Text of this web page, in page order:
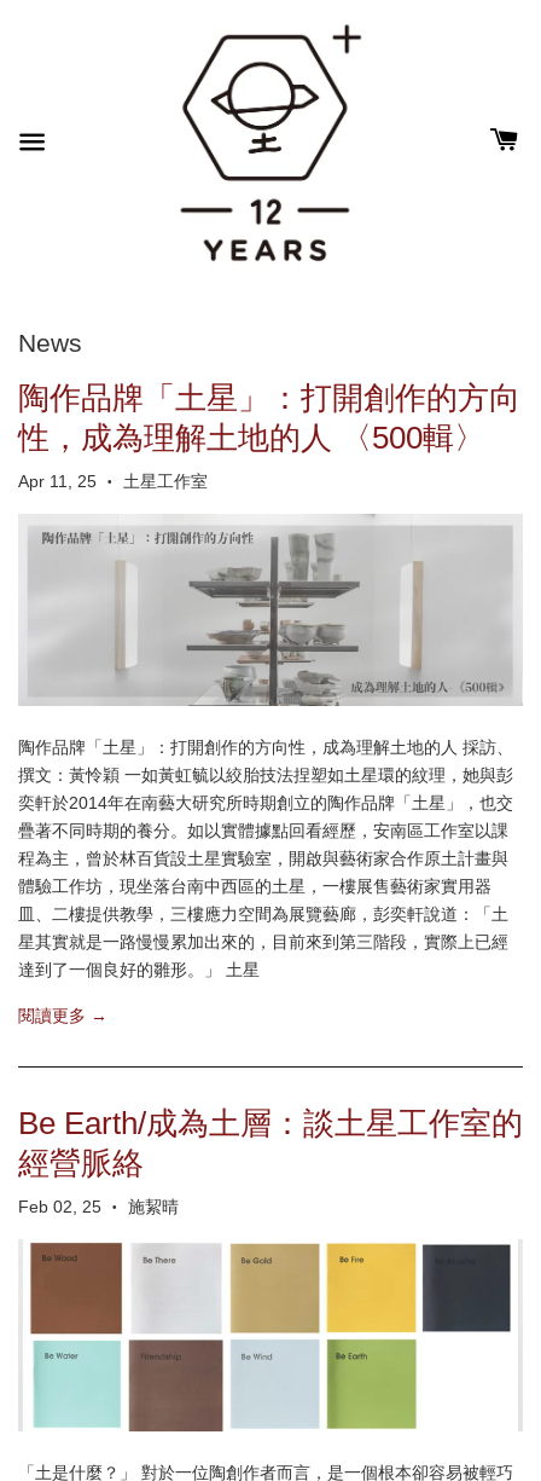
News
陶作品牌「土星」：打開創作的方向
性，成為理解土地的人 〈500輯〉
Apr 11, 25 • 土星工作室
陶作品牌「土星」：打開創作的方向性，成為理解土地的人 採訪、
撰文：黃怜穎 一如黃虹毓以絞胎技法捏塑如土星環的紋理，她與彭
奕軒於2014年在南藝大研究所時期創立的陶作品牌「土星」，也交
疊著不同時期的養分。如以實體據點回看經歷，安南區工作室以課
程為主，曾於林百貨設土星實驗室，開啟與藝術家合作原土計畫與
體驗工作坊，現坐落台南中西區的土星，一樓展售藝術家實用器
皿、二樓提供教學，三樓應力空間為展覽藝廊，彭奕軒說道：「土
星其實就是一路慢慢累加出來的，目前來到第三階段，實際上已經
達到了一個良好的雛形。」 土星
閱讀更多 →
Be Earth/成為土層：談土星工作室的
經營脈絡
Feb 02, 25 • 施絜晴
「土是什麼？」 對於一位陶創作者而言，是一個根本卻容易被輕巧